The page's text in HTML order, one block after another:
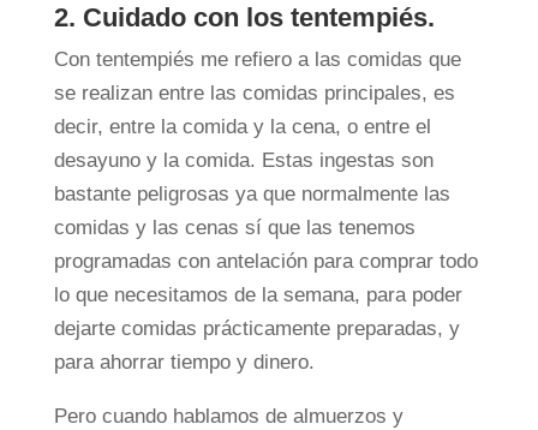
2. Cuidado con los tentempiés.
Con tentempiés me refiero a las comidas que
se realizan entre las comidas principales, es
decir, entre la comida y la cena, o entre el
desayuno y la comida. Estas ingestas son
bastante peligrosas ya que normalmente las
comidas y las cenas sí que las tenemos
programadas con antelación para comprar todo
lo que necesitamos de la semana, para poder
dejarte comidas prácticamente preparadas, y
para ahorrar tiempo y dinero.
Pero cuando hablamos de almuerzos y